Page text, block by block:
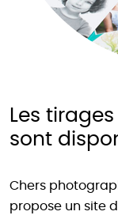
Les
sont
Chers
propose un site